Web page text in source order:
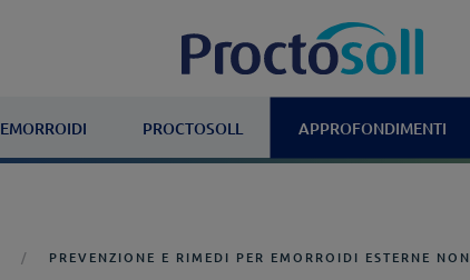
EMORROIDI PROCTOSOLL APPROFONDIMENTI
PREVENZIONE E RIMEDI PER EMORROIDI ESTERNE NON